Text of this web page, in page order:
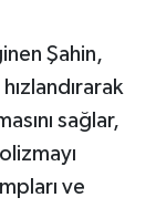
Şahin,
sağlar,
ve